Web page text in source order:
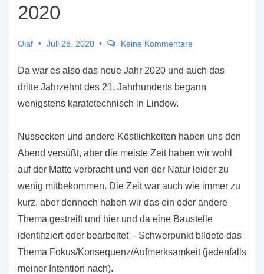
2020
Olaf Juli 28, 2020 Keine Kommentare
Da war es also das neue Jahr 2020 und auch das
dritte Jahrzehnt des 21. Jahrhunderts begann
wenigstens karatetechnisch in Lindow.
Nussecken und andere Köstlichkeiten haben uns den
Abend versüßt, aber die meiste Zeit haben wir wohl
auf der Matte verbracht und von der Natur leider zu
wenig mitbekommen. Die Zeit war auch wie immer zu
kurz, aber dennoch haben wir das ein oder andere
Thema gestreift und hier und da eine Baustelle
identifiziert oder bearbeitet – Schwerpunkt bildete das
Thema Fokus/Konsequenz/Aufmerksamkeit (jedenfalls
meiner Intention nach).